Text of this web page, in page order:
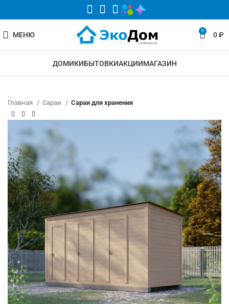
МЕНЮ 0 0₽
ДОМИКИБЫТОВКИАКЦИИМАГАЗИН
Главная Сараи Сараи для хранения